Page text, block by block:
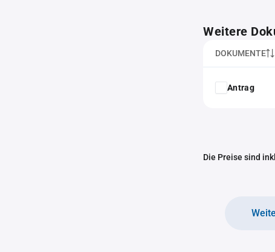
Weitere
DOKUMENTE
Antrag
Die Preise sind